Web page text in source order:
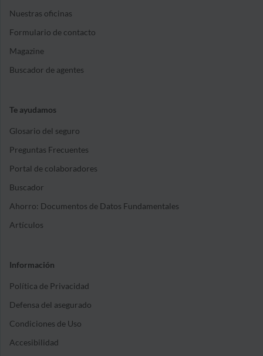
Nuestras oficinas
Formulario de contacto
Magazine
Buscador de agentes
Te ayudamos
Glosario del seguro
Preguntas Frecuentes
Portal de colaboradores
Buscador
Ahorro: Documentos de Datos Fundamentales
Artículos
Información
Política de Privacidad
Defensa del asegurado
Condiciones de Uso
Accesibilidad